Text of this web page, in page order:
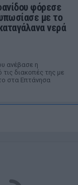
φόρεσε
με το
νερά
ανέβασε η
διακοπές της με
στα Επτάνησα